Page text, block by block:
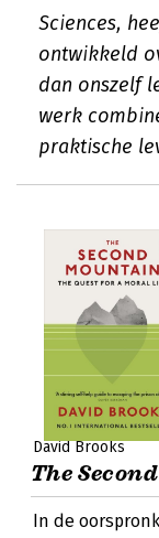
Sciences,
ontwikkeld
dan onszelf
werk
praktische
David Brooks
The
In de